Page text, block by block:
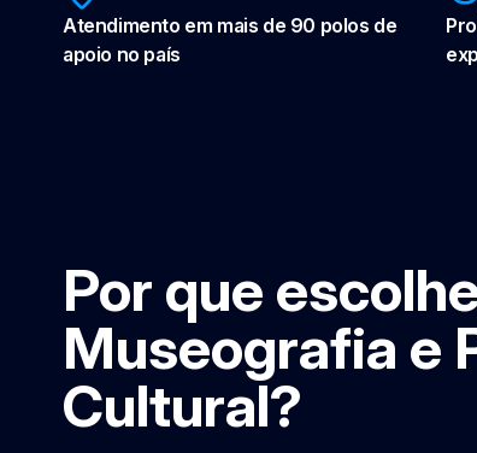
Atendimento em mais de 90 polos de
apoio no país
Por que
Museografia e
Cultural?